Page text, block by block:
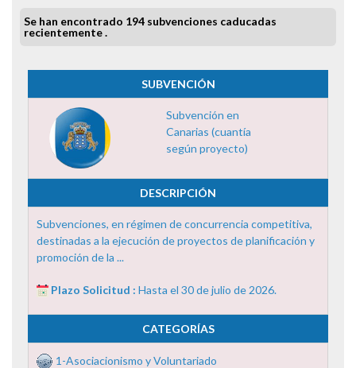
Se han encontrado 194 subvenciones caducadas
recientemente .
SUBVENCIÓN
Subvención en
Canarias (cuantía
según proyecto)
DESCRIPCIÓN
Subvenciones, en régimen de concurrencia competitiva,
destinadas a la ejecución de proyectos de planificación y
promoción de la ...
Plazo Solicitud : Hasta el 30 de julio de 2026.
CATEGORÍAS
1-Asociacionismo y Voluntariado